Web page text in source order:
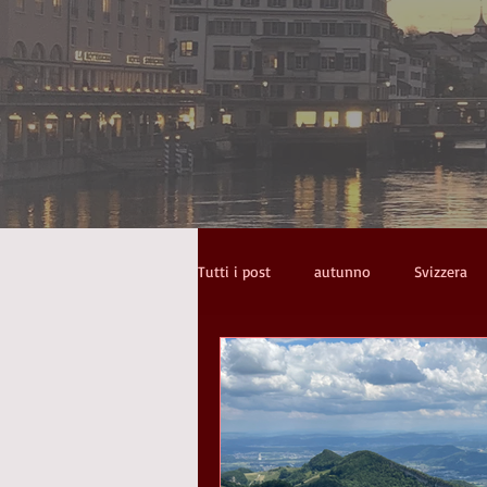
Tutti i post autunno Svizzera
stories Spaziergänge
scale strade scrivere